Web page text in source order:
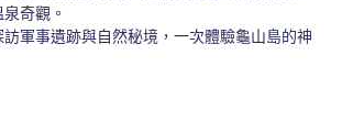
奇觀。
軍事遺跡與自然秘境，一次體驗龜山島的神